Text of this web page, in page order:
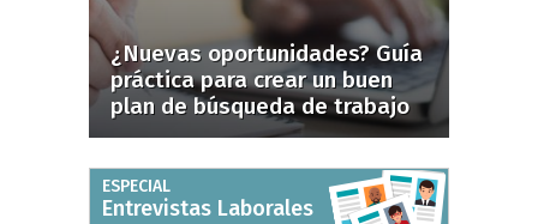
¿Nuevas oportunidades? Guía
práctica para crear un buen
plan de búsqueda de trabajo
ESPECIAL
Entrevistas Laborales